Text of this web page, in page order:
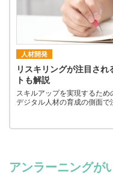
人材開発
リスキリングが注目さ
トも解説
スキルアップを実現するた
デジタル人材の育成の側面で
アンラーニングが